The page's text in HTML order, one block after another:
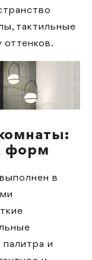
тактильные
оттенков.
форм
в
и